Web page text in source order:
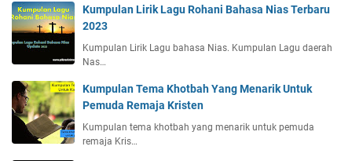
Kumpulan Lirik Lagu Rohani Bahasa Nias Terbaru
2023
Kumpulan Lirik Lagu bahasa Nias. Kumpulan Lagu daerah
Nas…
Kumpulan Tema Khotbah Yang Menarik Untuk
Pemuda Remaja Kristen
Kumpulan tema khotbah yang menarik untuk pemuda
remaja Kris…